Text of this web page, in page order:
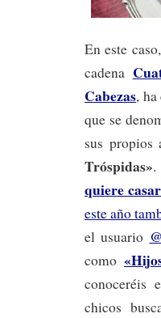
En este
cadena
Cabezas,
que se
sus propios
Tróspidas».
quiere
este año
el usuario
como
conoceréis
chicos